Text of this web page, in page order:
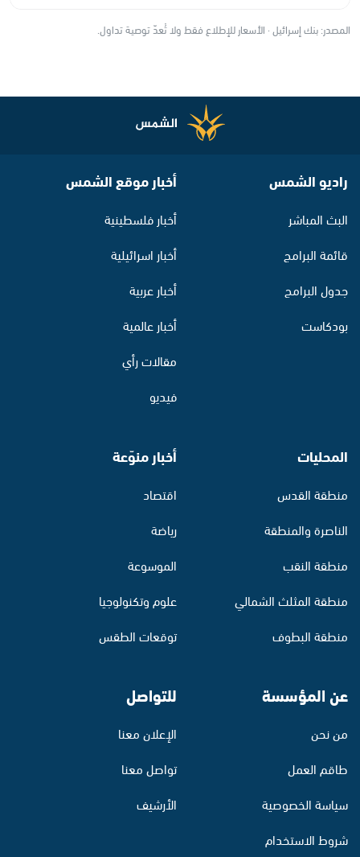
المصدر: بنك إسرائيل · الأسعار للإطلاع فقط ولا تُعدّ توصية تداول.
راديو الشمس
البث المباشر
قائمة البرامج
جدول البرامج
بودكاست
أخبار موقع الشمس
أخبار فلسطينية
أخبار اسرائيلية
أخبار عربية
أخبار عالمية
مقالات رأي
فيديو
المحليات
منطقة القدس
الناصرة والمنطقة
منطقة النقب
منطقة المثلث الشمالي
منطقة البطوف
أخبار منوّعة
اقتصاد
رياضة
الموسوعة
علوم وتكنولوجيا
توقعات الطقس
عن المؤسسة
من نحن
طاقم العمل
سياسة الخصوصية
شروط الاستخدام
للتواصل
الإعلان معنا
تواصل معنا
الأرشيف